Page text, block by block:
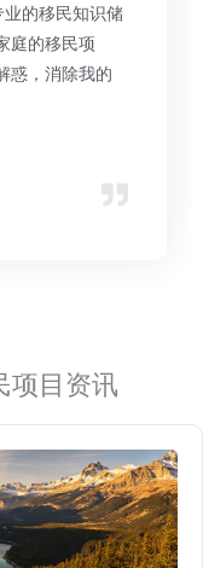
的移民知识储
庭的移民项
惑，消除我的
项目资讯